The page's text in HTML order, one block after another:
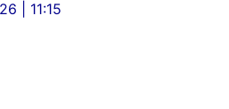
| 11:15